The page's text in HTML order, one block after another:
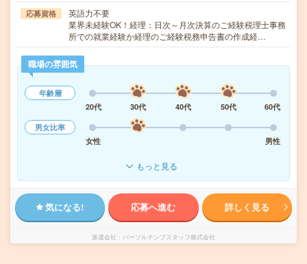
応募資格
英語力不要
業界未経験OK！経理：日次～月次決算のご経験税理士事務
所での就業経験か経理のご経験税務申告書の作成経…
職場の雰囲気
年齢層
20代
30代 40代 50代
60代
男女比率
女性
男性
もっと見る
気になる! 応募へ進む 詳しく見る
派遣会社 パーソルテンプスタッフ株式会社